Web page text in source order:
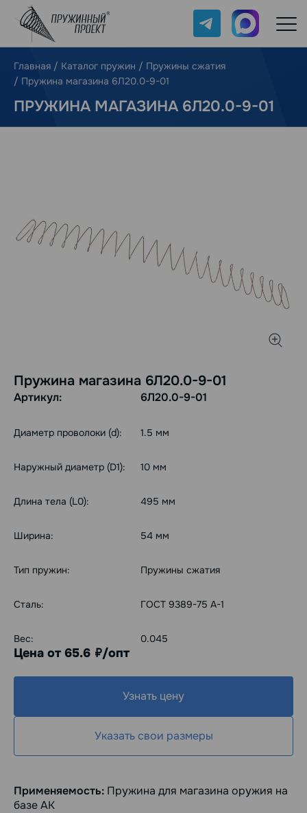
Telegram Max
Главная / Каталог пружин / Пружины сжатия
/ Пружина магазина 6Л20.0-9-01
ПРУЖИНА МАГАЗИНА 6Л20.0-9-01
Пружина магазина 6Л20.0-9-01
Артикул: 6Л20.0-9-01
Диаметр проволоки (d): 1.5 мм
Наружный диаметр (D1): 10 мм
Длина тела (L0): 495 мм
Ширина: 54 мм
Тип пружин: Пружины сжатия
Сталь: ГОСТ 9389-75 А-1
Вес: 0.045
Цена от 65.6 руб./опт
Узнать цену
Указать свои размеры
Применяемость: Пружина для магазина оружия на
базе АК